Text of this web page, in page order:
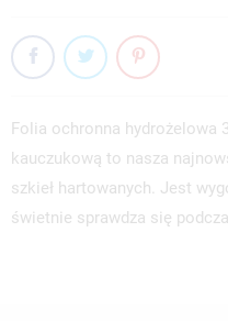
Folia ochronna hydrożelowa
kauczukową to nasza
szkieł hartowanych. Jest
świetnie sprawdza się